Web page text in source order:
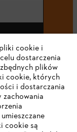
cookie i
dostarczenia
plików
cookie, których
i dostarczania
cookie są